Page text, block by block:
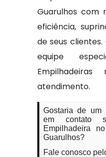
Guarulhos com
eficiência,
de seus
equipe
atendimento.
Gostaria de um
em contato
Empilhadeira
Guarulhos?
Fale conosco